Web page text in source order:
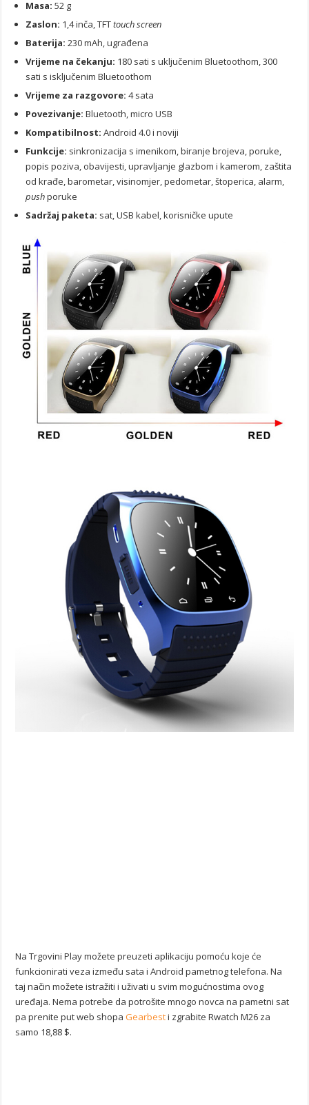
Masa: 52 g
Zaslon: 1,4 inča, TFTtouch screen
Baterija: 230 mAh, ugrađena
Vrijeme na čekanju: 180 sati s uključenim Bluetoothom, 300
sati s isključenim Bluetoothom
Vrijeme za razgovore: 4 sata
Povezivanje: Bluetooth, micro USB
Kompatibilnost: Android 4.0 i noviji
Funkcije: sinkronizacija s imenikom, biranje brojeva, poruke,
popis poziva, obavijesti, upravljanje glazbom i kamerom, zaštita
od krađe, barometar, visinomjer, pedometar, štoperica, alarm,
pushporuke
Sadržaj paketa: sat, USB kabel, korisničke upute
Na Trgovini Play možete preuzeti aplikaciju pomoću koje će
funkcionirati veza između sata i Android pametnog telefona. Na
taj način možete istražiti i uživati u svim mogućnostima ovog
uređaja. Nema potrebe da potrošite mnogo novca na pametni sat
pa prenite put web shopaGearbesti zgrabite Rwatch M26 za
samo 18,88 $.